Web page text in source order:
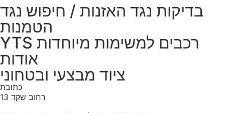
בדיקות נגד האזנות / חיפוש נגד
הטמנות
YTS רכבים למשימות מיוחדות
אודות
ציוד מבצעי ובטחוני
כתובת
רחוב שקד 13